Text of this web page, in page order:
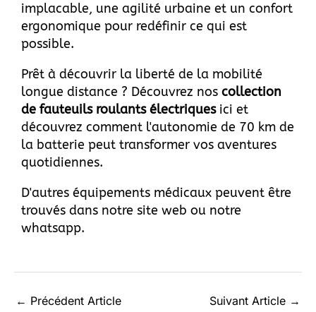
implacable, une agilité urbaine et un confort
ergonomique pour redéfinir ce qui est
possible.
Prêt à découvrir la liberté de la mobilité
longue distance ? Découvrez nos collection
de fauteuils roulants électriques ici et
découvrez comment l'autonomie de 70 km de
la batterie peut transformer vos aventures
quotidiennes.
D'autres équipements médicaux peuvent être
trouvés dans notre site web ou notre
whatsapp.
← Précédent Article Suivant Article →